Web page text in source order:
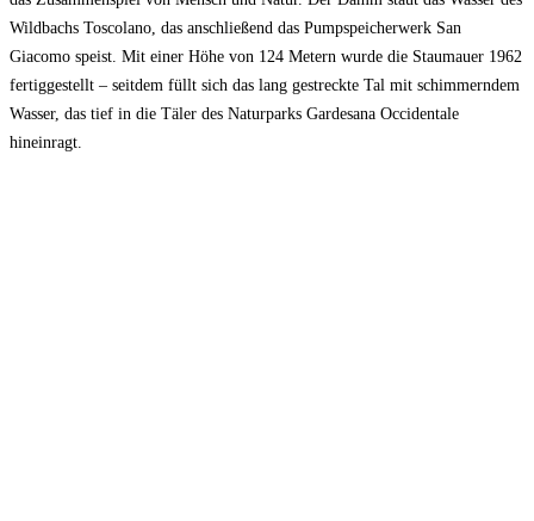
Wildbachs Toscolano, das anschließend das Pumpspeicherwerk San
Giacomo speist. Mit einer Höhe von 124 Metern wurde die Staumauer 1962
fertiggestellt – seitdem füllt sich das lang gestreckte Tal mit schimmerndem
Wasser, das tief in die Täler des Naturparks Gardesana Occidentale
hineinragt.